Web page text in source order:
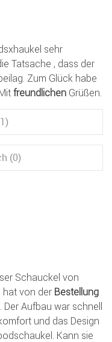
sehr
Tatsache , dass der
Zum Glück habe
freundlichen Grüßen.
(0)
Schauckel von
hat von der Bestellung
Aufbau war schnell
und das Design
Kann sie